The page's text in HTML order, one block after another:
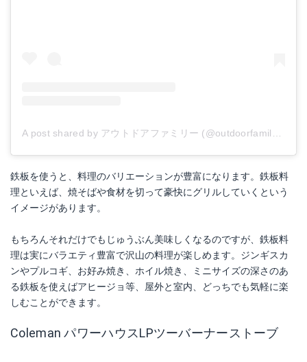
A post shared by アウトドアファミリー (@outdoorfamilys112)
鉄板を使うと、料理のバリエーションが豊富になります。鉄板料
理といえば、焼そばや食材を切って豪快にグリルしていくという
イメージがあります。
もちろんそれだけでもじゅうぶん美味しくなるのですが、鉄板料
理は実にバラエティ豊富で沢山の料理が楽しめます。ジンギスカ
ンやプルコギ、お好み焼き、ホイル焼き、ミニサイズの深さのあ
る鉄板を使えばアヒージョ等、屋外と室内、どっちでも気軽に楽
しむことができます。
Coleman パワーハウスLPツーバーナーストーブ